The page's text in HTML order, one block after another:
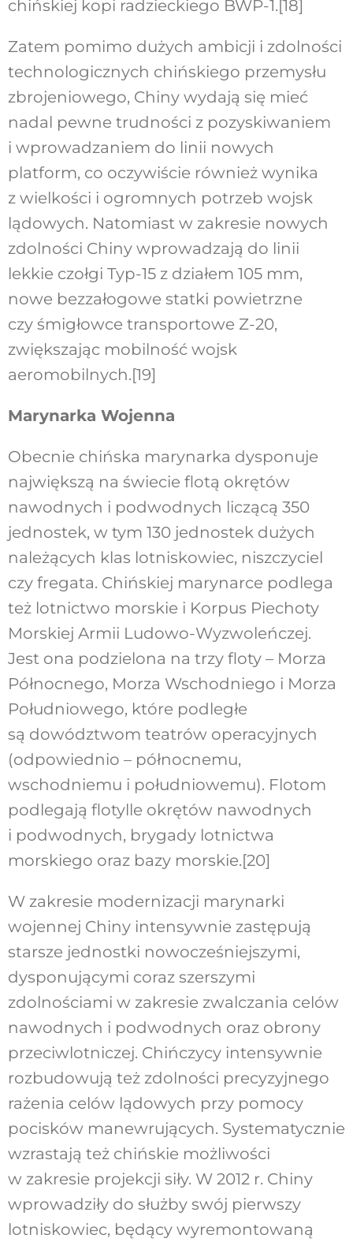
chińskiej kopi radzieckiego BWP-1.[18]
Zatem pomimo dużych ambicji i zdolności
technologicznych chińskiego przemysłu
zbrojeniowego, Chiny wydają się mieć
nadal pewne trudności z pozyskiwaniem
i wprowadzaniem do linii nowych
platform, co oczywiście również wynika
z wielkości i ogromnych potrzeb wojsk
lądowych. Natomiast w zakresie nowych
zdolności Chiny wprowadzają do linii
lekkie czołgi Typ-15 z działem 105 mm,
nowe bezzałogowe statki powietrzne
czy śmigłowce transportowe Z-20,
zwiększając mobilność wojsk
aeromobilnych.[19]
Marynarka Wojenna
Obecnie chińska marynarka dysponuje
największą na świecie flotą okrętów
nawodnych i podwodnych liczącą 350
jednostek, w tym 130 jednostek dużych
należących klas lotniskowiec, niszczyciel
czy fregata. Chińskiej marynarce podlega
też lotnictwo morskie i Korpus Piechoty
Morskiej Armii Ludowo-Wyzwoleńczej.
Jest ona podzielona na trzy floty – Morza
Północnego, Morza Wschodniego i Morza
Południowego, które podległe
są dowództwom teatrów operacyjnych
(odpowiednio – północnemu,
wschodniemu i południowemu). Flotom
podlegają flotylle okrętów nawodnych
i podwodnych, brygady lotnictwa
morskiego oraz bazy morskie.[20]
W zakresie modernizacji marynarki
wojennej Chiny intensywnie zastępują
starsze jednostki nowocześniejszymi,
dysponującymi coraz szerszymi
zdolnościami w zakresie zwalczania celów
nawodnych i podwodnych oraz obrony
przeciwlotniczej. Chińczycy intensywnie
rozbudowują też zdolności precyzyjnego
rażenia celów lądowych przy pomocy
pocisków manewrujących. Systematycznie
wzrastają też chińskie możliwości
w zakresie projekcji siły. W 2012 r. Chiny
wprowadziły do służby swój pierwszy
lotniskowiec, będący wyremontowaną